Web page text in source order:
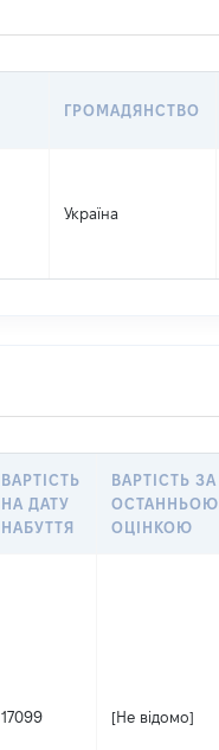
ГРОМАДЯНСТВО
Україна
ВАРТІСТЬ
НА ДАТУ
НАБУТТЯ
ВАРТІСТЬ ЗА
ОСТАННЬОЮ
ОЦІНКОЮ
17099 [Не відомо]